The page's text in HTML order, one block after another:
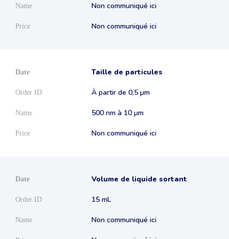
Non communiqué ici
Non communiqué ici
Taille de particules
À partir de 0,5 µm
500 nm à 10 µm
Non communiqué ici
Volume de liquide sortant
15 mL
Non communiqué ici